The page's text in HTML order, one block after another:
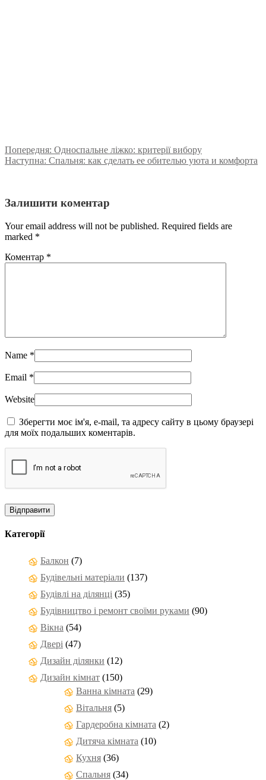
Попередня: Односпальне ліжко: критерії вибору
Наступна: Спальня: как сделать ее обителью уюта и комфорта
Залишити коментар
Your email address will not be published. Required fields are
marked *
Коментар *
Name *
Email *
Website
Зберегти моє ім'я, e-mail, та адресу сайту в цьому браузері
для моїх подальших коментарів.
Категорії
Балкон (7)
Будівельні матеріали (137)
Будівлі на ділянці (35)
Будівництво і ремонт своїми руками (90)
Вікна (54)
Двері (47)
Дизайн ділянки (12)
Дизайн кімнат (150)
Ванна кімната (29)
Вітальня (5)
Гардеробна кімната (2)
Дитяча кімната (10)
Кухня (36)
Спальня (34)